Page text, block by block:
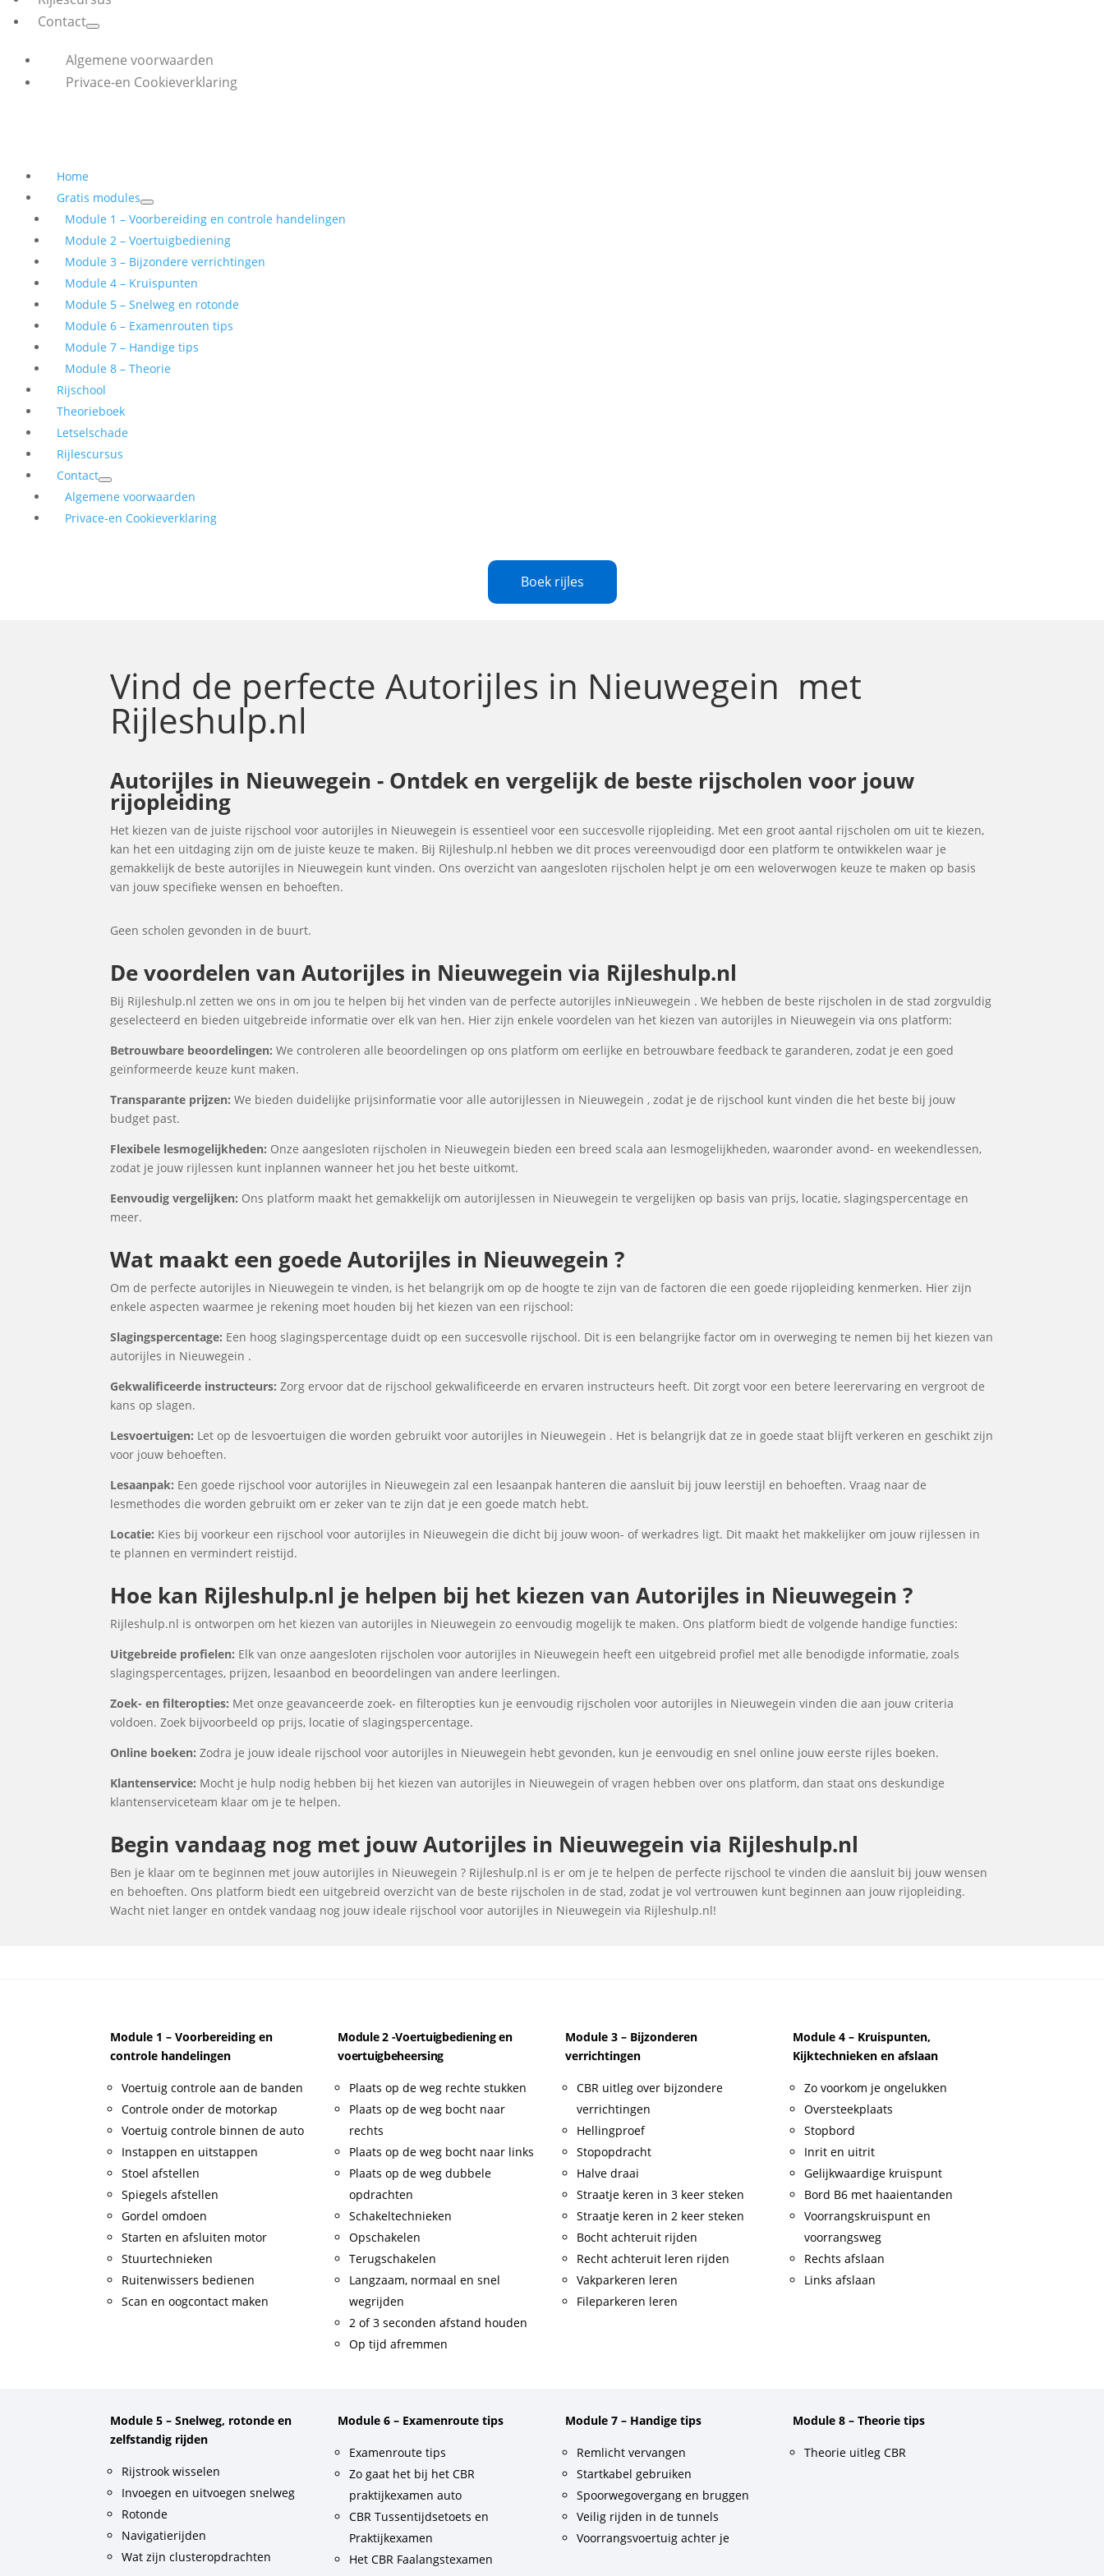
Contact
Algemene voorwaarden
Privace-en Cookieverklaring
Home
Gratis modules
Module 1 – Voorbereiding en controle handelingen
Module 2 – Voertuigbediening
Module 3 – Bijzondere verrichtingen
Module 4 – Kruispunten
Module 5 – Snelweg en rotonde
Module 6 – Examenrouten tips
Module 7 – Handige tips
Module 8 – Theorie
Rijschool
Theorieboek
Letselschade
Rijlescursus
Contact
Algemene voorwaarden
Privace-en Cookieverklaring
Boek rijles
Vind de perfecteAutorijles in Nieuwegein met
Rijleshulp.nl
Autorijles in Nieuwegein - Ontdek en vergelijk de beste rijscholen voor jouw
rijopleiding
Het kiezen van de juiste rijschool voor autorijles in Nieuwegein is essentieel voor een succesvolle rijopleiding. Met een groot aantal rijscholen om uit te kiezen,
kan het een uitdaging zijn om de juiste keuze te maken. Bij Rijleshulp.nl hebben we dit proces vereenvoudigd door een platform te ontwikkelen waar je
gemakkelijk de beste autorijles in Nieuwegein kunt vinden. Ons overzicht van aangesloten rijscholen helpt je om een weloverwogen keuze te maken op basis
van jouw specifieke wensen en behoeften.
Geen scholen gevonden in de buurt.
De voordelen van Autorijles in Nieuwegein via Rijleshulp.nl
Bij Rijleshulp.nl zetten we ons in om jou te helpen bij het vinden van de perfecte autorijles inNieuwegein . We hebben de beste rijscholen in de stad zorgvuldig
geselecteerd en bieden uitgebreide informatie over elk van hen. Hier zijn enkele voordelen van het kiezen van autorijles in Nieuwegein via ons platform:
Betrouwbare beoordelingen: We controleren alle beoordelingen op ons platform om eerlijke en betrouwbare feedback te garanderen, zodat je een goed
geïnformeerde keuze kunt maken.
Transparante prijzen: We bieden duidelijke prijsinformatie voor alle autorijlessen in Nieuwegein , zodat je de rijschool kunt vinden die het beste bij jouw
budget past.
Flexibele lesmogelijkheden: Onze aangesloten rijscholen in Nieuwegein bieden een breed scala aan lesmogelijkheden, waaronder avond- en weekendlessen,
zodat je jouw rijlessen kunt inplannen wanneer het jou het beste uitkomt.
Eenvoudig vergelijken: Ons platform maakt het gemakkelijk om autorijlessen in Nieuwegein te vergelijken op basis van prijs, locatie, slagingspercentage en
meer.
Wat maakt een goede Autorijles in Nieuwegein ?
Om de perfecte autorijles in Nieuwegein te vinden, is het belangrijk om op de hoogte te zijn van de factoren die een goede rijopleiding kenmerken. Hier zijn
enkele aspecten waarmee je rekening moet houden bij het kiezen van een rijschool:
Slagingspercentage: Een hoog slagingspercentage duidt op een succesvolle rijschool. Dit is een belangrijke factor om in overweging te nemen bij het kiezen van
autorijles in Nieuwegein .
Gekwalificeerde instructeurs: Zorg ervoor dat de rijschool gekwalificeerde en ervaren instructeurs heeft. Dit zorgt voor een betere leerervaring en vergroot de
kans op slagen.
Lesvoertuigen: Let op de lesvoertuigen die worden gebruikt voor autorijles in Nieuwegein . Het is belangrijk dat ze in goede staat blijft verkeren en geschikt zijn
voor jouw behoeften.
Lesaanpak: Een goede rijschool voor autorijles in Nieuwegein zal een lesaanpak hanteren die aansluit bij jouw leerstijl en behoeften. Vraag naar de
lesmethodes die worden gebruikt om er zeker van te zijn dat je een goede match hebt.
Locatie: Kies bij voorkeur een rijschool voor autorijles in Nieuwegein die dicht bij jouw woon- of werkadres ligt. Dit maakt het makkelijker om jouw rijlessen in
te plannen en vermindert reistijd.
Hoe kan Rijleshulp.nl je helpen bij het kiezen van Autorijles in Nieuwegein ?
Rijleshulp.nl is ontworpen om het kiezen van autorijles in Nieuwegein zo eenvoudig mogelijk te maken. Ons platform biedt de volgende handige functies:
Uitgebreide profielen: Elk van onze aangesloten rijscholen voor autorijles in Nieuwegein heeft een uitgebreid profiel met alle benodigde informatie, zoals
slagingspercentages, prijzen, lesaanbod en beoordelingen van andere leerlingen.
Zoek- en filteropties: Met onze geavanceerde zoek- en filteropties kun je eenvoudig rijscholen voor autorijles in Nieuwegein vinden die aan jouw criteria
voldoen. Zoek bijvoorbeeld op prijs, locatie of slagingspercentage.
Online boeken: Zodra je jouw ideale rijschool voor autorijles in Nieuwegein hebt gevonden, kun je eenvoudig en snel online jouw eerste rijles boeken.
Klantenservice: Mocht je hulp nodig hebben bij het kiezen van autorijles in Nieuwegein of vragen hebben over ons platform, dan staat ons deskundige
klantenserviceteam klaar om je te helpen.
Begin vandaag nog met jouw Autorijles in Nieuwegein via Rijleshulp.nl
Ben je klaar om te beginnen met jouw autorijles in Nieuwegein ? Rijleshulp.nl is er om je te helpen de perfecte rijschool te vinden die aansluit bij jouw wensen
en behoeften. Ons platform biedt een uitgebreid overzicht van de beste rijscholen in de stad, zodat je vol vertrouwen kunt beginnen aan jouw rijopleiding.
Wacht niet langer en ontdek vandaag nog jouw ideale rijschool voor autorijles in Nieuwegein via Rijleshulp.nl!
Module 1 – Voorbereiding en
controle handelingen
Voertuig controle aan de banden
Controle onder de motorkap
Voertuig controle binnen de auto
Instappen en uitstappen
Stoel afstellen
Spiegels afstellen
Gordel omdoen
Starten en afsluiten motor
Stuurtechnieken
Ruitenwissers bedienen
Scan en oogcontact maken
Module 2 -Voertuigbediening en
voertuigbeheersing
Plaats op de weg rechte stukken
Plaats op de weg bocht naar
rechts
Plaats op de weg bocht naar links
Plaats op de weg dubbele
opdrachten
Schakeltechnieken
Opschakelen
Terugschakelen
Langzaam, normaal en snel
wegrijden
2 of 3 seconden afstand houden
Op tijd afremmen
Module 3 – Bijzonderen
verrichtingen
CBR uitleg over bijzondere
verrichtingen
Hellingproef
Stopopdracht
Halve draai
Straatje keren in 3 keer steken
Straatje keren in 2 keer steken
Bocht achteruit rijden
Recht achteruit leren rijden
Vakparkeren leren
Fileparkeren leren
Module 4 – Kruispunten,
Kijktechnieken en afslaan
Zo voorkom je ongelukken
Oversteekplaats
Stopbord
Inrit en uitrit
Gelijkwaardige kruispunt
Bord B6 met haaientanden
Voorrangskruispunt en
voorrangsweg
Rechts afslaan
Links afslaan
Module 5 – Snelweg, rotonde en
zelfstandig rijden
Rijstrook wisselen
Invoegen en uitvoegen snelweg
Rotonde
Navigatierijden
Wat zijn clusteropdrachten
Module 6 – Examenroute tips
Examenroute tips
Zo gaat het bij het CBR
praktijkexamen auto
CBR Tussentijdsetoets en
Praktijkexamen
Het CBR Faalangstexamen
Module 7 – Handige tips
Remlicht vervangen
Startkabel gebruiken
Spoorwegovergang en bruggen
Veilig rijden in de tunnels
Voorrangsvoertuig achter je
Module 8 – Theorie tips
Theorie uitleg CBR